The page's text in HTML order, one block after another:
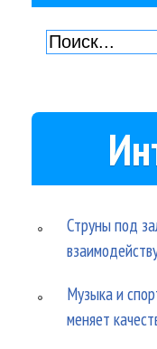
Струны под
Музыка и
меняет